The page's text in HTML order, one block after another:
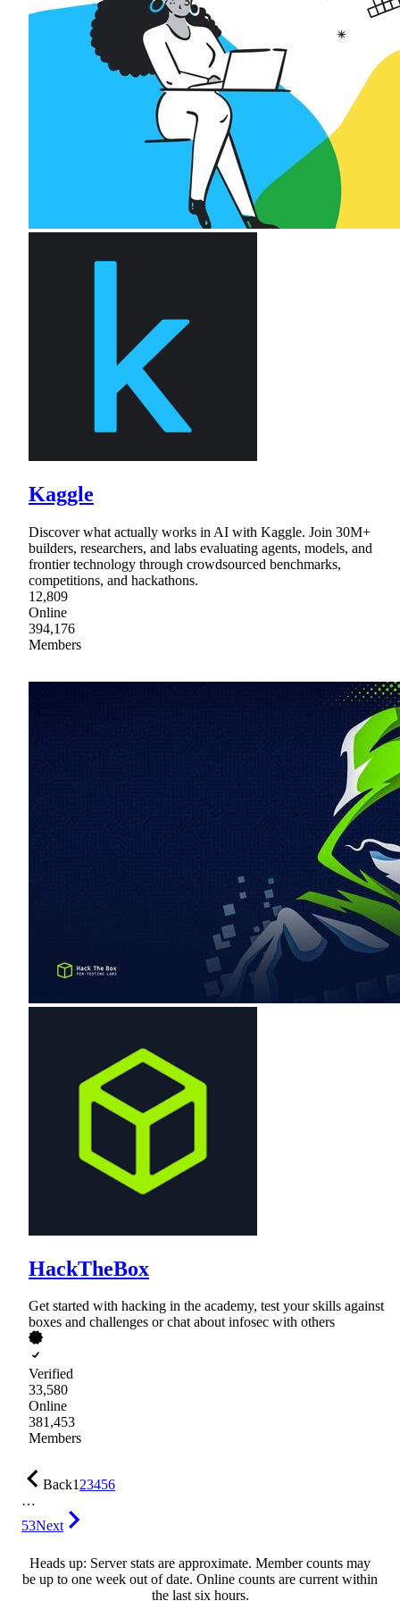
Kaggle
Discover what actually works in AI with Kaggle. Join 30M+
builders, researchers, and labs evaluating agents, models, and
frontier technology through crowdsourced benchmarks,
competitions, and hackathons.
12,809
Online
394,176
Members
HackTheBox
Get started with hacking in the academy, test your skills against
boxes and challenges or chat about infosec with others
Verified
33,580
Online
381,453
Members
Back123456
…
53Next
Heads up: Server stats are approximate. Member counts may
be up to one week out of date. Online counts are current within
the last six hours.